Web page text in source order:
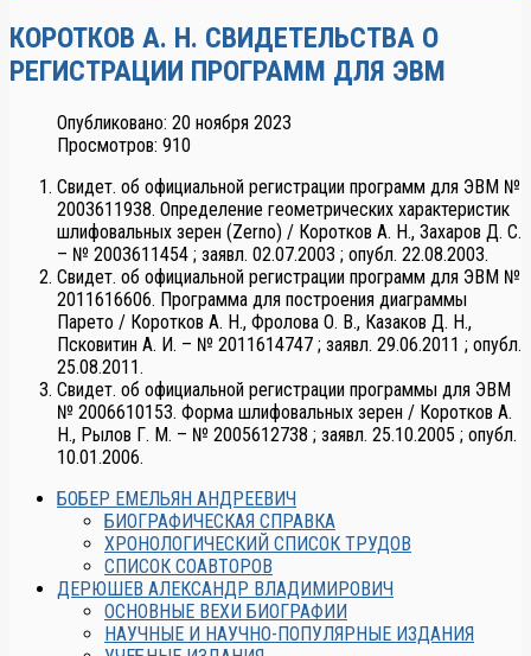
КОРОТКОВ А. Н. СВИДЕТЕЛЬСТВА О
РЕГИСТРАЦИИ ПРОГРАММ ДЛЯ ЭВМ
Опубликовано: 20 ноября 2023
Просмотров: 910
Свидет. об официальной регистрации программ для ЭВМ №
2003611938. Определение геометрических характеристик
шлифовальных зерен (Zerno) / Коротков А. Н., Захаров Д. С.
– № 2003611454 ; заявл. 02.07.2003 ; опубл. 22.08.2003.
Свидет. об официальной регистрации программ для ЭВМ №
2011616606. Программа для построения диаграммы
Парето / Коротков А. Н., Фролова О. В., Казаков Д. Н.,
Псковитин А. И. – № 2011614747 ; заявл. 29.06.2011 ; опубл.
25.08.2011.
Свидет. об официальной регистрации программы для ЭВМ
№ 2006610153. Форма шлифовальных зерен / Коротков А.
Н., Рылов Г. М. – № 2005612738 ; заявл. 25.10.2005 ; опубл.
10.01.2006.
БОБЕР ЕМЕЛЬЯН АНДРЕЕВИЧ
БИОГРАФИЧЕСКАЯ СПРАВКА
ХРОНОЛОГИЧЕСКИЙ СПИСОК ТРУДОВ
СПИСОК СОАВТОРОВ
ДЕРЮШЕВ АЛЕКСАНДР ВЛАДИМИРОВИЧ
ОСНОВНЫЕ ВЕХИ БИОГРАФИИ
НАУЧНЫЕ И НАУЧНО-ПОПУЛЯРНЫЕ ИЗДАНИЯ